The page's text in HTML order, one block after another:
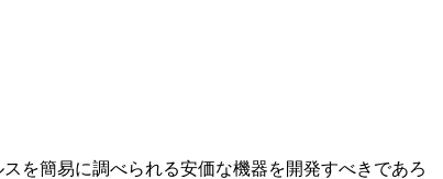
を簡易に調べられる安価な機器を開発すべきであろ